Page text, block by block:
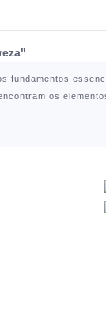
fundamentos
os